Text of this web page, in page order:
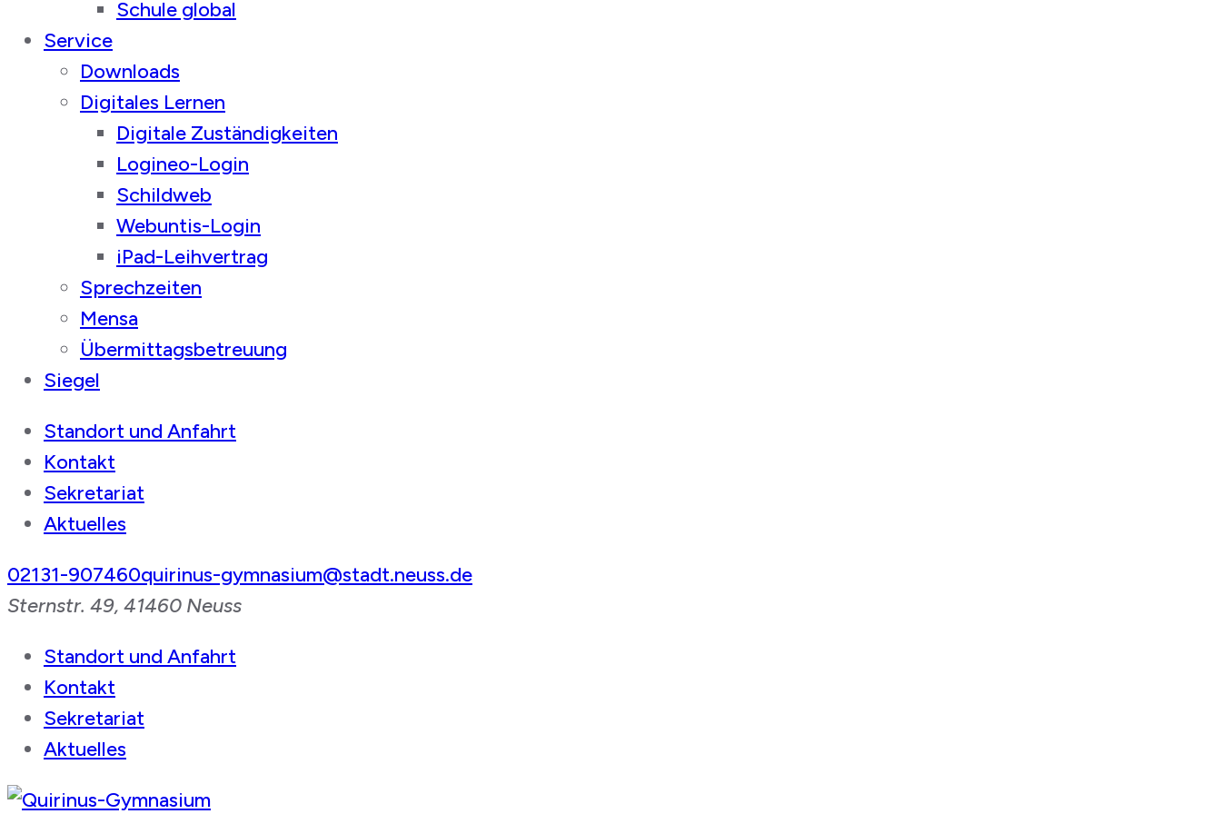
Schule global
Service
Downloads
Digitales Lernen
Digitale Zuständigkeiten
Logineo-Login
Schildweb
Webuntis-Login
iPad-Leihvertrag
Sprechzeiten
Mensa
Übermittagsbetreuung
Siegel
Standort und Anfahrt
Kontakt
Sekretariat
Aktuelles
02131-907460quirinus-gymnasium@stadt.neuss.de
Sternstr. 49, 41460 Neuss
Standort und Anfahrt
Kontakt
Sekretariat
Aktuelles